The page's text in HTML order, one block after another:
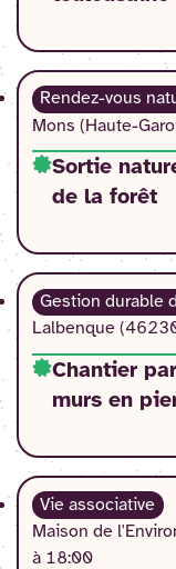
Rendez-vous
Mons (Haute-
Sortie
de la forêt
Gestion durable
Lalbenque
Chantier
murs en
Vie associative
Maison de
à 18:00